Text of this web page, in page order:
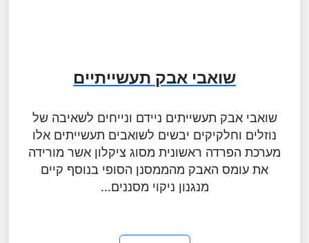
שואבי אבק תעשייתיים
שואבי אבק תעשייתים ניידם ונייחים לשאיבה של
נוזלים וחלקיקים יבשים לשואבים תעשייתים אלו
מערכת הפרדה ראשונית מסוג ציקלון אשר מורידה
את עומס האבק מהממסנן הסופי בנוסף קיים
מנגנון ניקוי מסננים...